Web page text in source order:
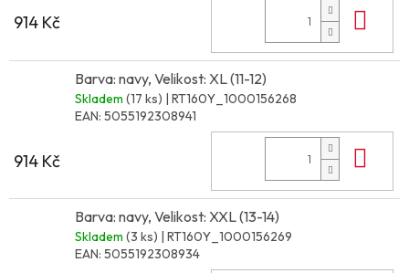
914 Kč
Barva: navy, Velikost: XL (11-12)
Skladem (17 ks) | RT160Y_1000156268
EAN: 5055192308941
914 Kč
Barva: navy, Velikost: XXL (13-14)
Skladem (3 ks) | RT160Y_1000156269
EAN: 5055192308934